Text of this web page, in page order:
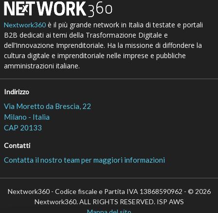
Nextwork360è il più grande network in Italia di testate e portali
B2B dedicati ai temi della Trasformazione Digitale e
dell’Innovazione Imprenditoriale. Ha la missione di diffondere la
cultura digitale e imprenditoriale nelle imprese e pubbliche
amministrazioni italiane.
Indirizzo
Via Moretto da Brescia, 22
Milano - Italia
CAP 20133
Contatti
Contatta il nostro team per maggiori informazioni
Nextwork360 - Codice fiscale e Partita IVA 13868590962 - © 2026
Nextwork360. ALL RIGHTS RESERVED. ISP AWS